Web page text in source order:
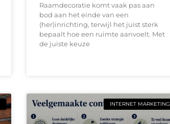
Raamdecoratie komt vaak pas aan
bod aan het einde van een
(her)inrichting, terwijl het juist sterk
bepaalt hoe een ruimte aanvoelt. Met
de juiste keuze
INTERNET MARKETING